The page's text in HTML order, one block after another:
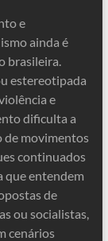
e
ainda é
brasileira.
estereotipada
e
dificulta a
de movimentos
continuados
que entendem
de
ou socialistas,
cenários